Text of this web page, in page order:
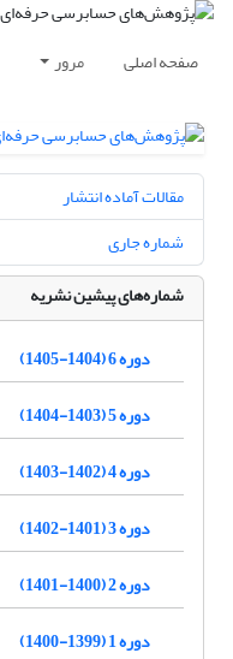
صفحه اصلی مرور
مقالات آماده انتشار
شماره جاری
شماره‌های پیشین نشریه
دوره 6 (1404-1405)
دوره 5 (1403-1404)
دوره 4 (1402-1403)
دوره 3 (1401-1402)
دوره 2 (1400-1401)
دوره 1 (1399-1400)